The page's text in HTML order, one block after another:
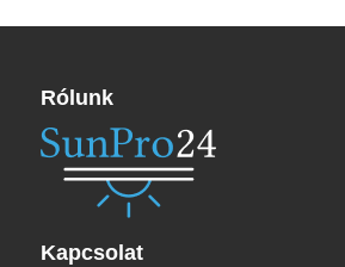
Rólunk
Kapcsolat